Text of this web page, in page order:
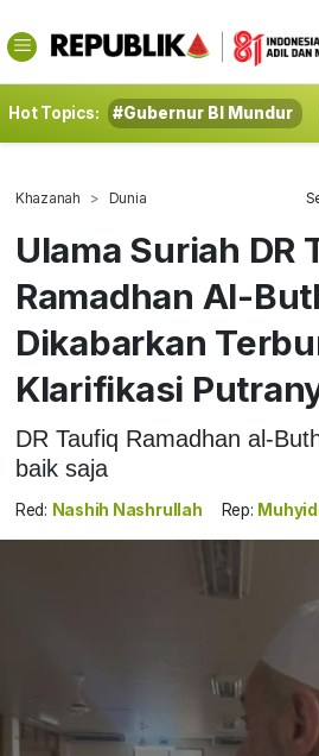
Hot Topics: #Gubernur BI Mundur
Khazanah Dunia
Ulama Suriah DR
Ramadhan Al-
Dikabarkan
Klarifikasi
DR Taufiq Ramadhan al-
baik saja
Red: Nashih Nashrullah Rep: